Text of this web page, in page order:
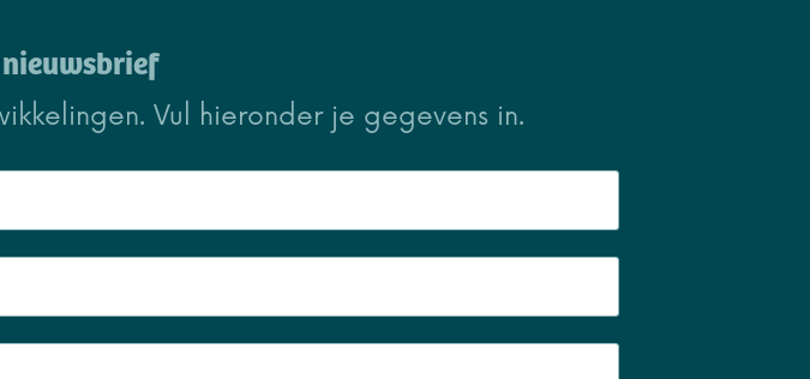
Vul hieronder je gegevens in.